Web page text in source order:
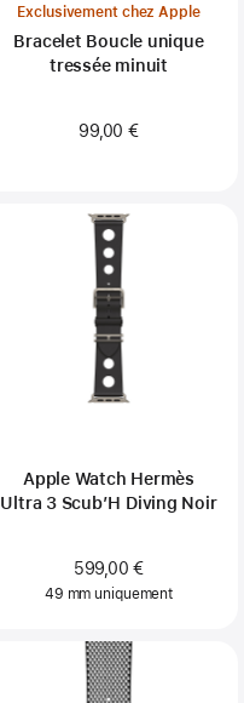
Exclusivement chez Apple
Bracelet Boucle unique
tressée minuit
99,00 €
Apple Watch Hermès
Ultra 3 Scub’H Diving Noir
599,00 €
49 mm uniquement